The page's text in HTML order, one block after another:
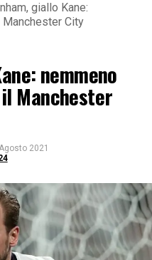
giallo Kane:
City
nemmeno
Manchester
2021